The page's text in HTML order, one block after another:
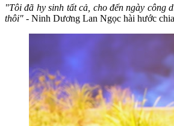
"Tôi đã hy sinh tất cả, cho đến ngày công
thôi" - Ninh Dương Lan Ngọc hài hước